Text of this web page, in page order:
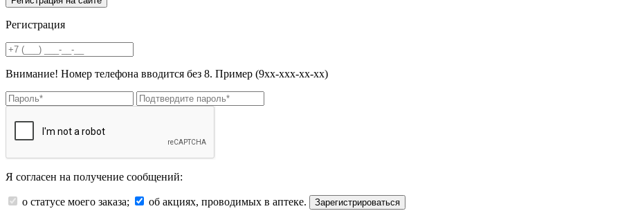
Регистрация
Внимание! Номер телефона вводится без 8. Пример (9хх-ххх-хх-хх)
Я согласен на получение сообщений:
о статусе моего заказа; об акциях, проводимых в аптеке. Зарегистрироваться